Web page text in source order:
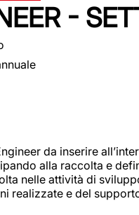
-
da inserire
alla raccolta e
nelle attività di
realizzate e del